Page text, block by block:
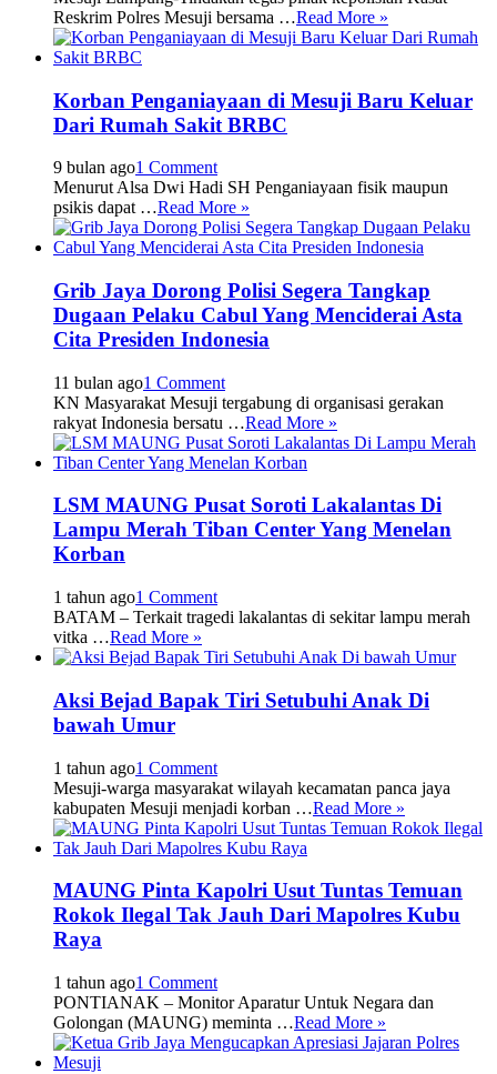
Reskrim Polres Mesuji bersama …Read More »
Korban Penganiayaan di Mesuji Baru Keluar
Dari Rumah Sakit BRBC
9 bulan ago1 Comment
Menurut Alsa Dwi Hadi SH Penganiayaan fisik maupun
psikis dapat …Read More »
Grib Jaya Dorong Polisi Segera Tangkap
Dugaan Pelaku Cabul Yang Menciderai Asta
Cita Presiden Indonesia
11 bulan ago1 Comment
KN Masyarakat Mesuji tergabung di organisasi gerakan
rakyat Indonesia bersatu …Read More »
LSM MAUNG Pusat Soroti Lakalantas Di
Lampu Merah Tiban Center Yang Menelan
Korban
1 tahun ago1 Comment
BATAM – Terkait tragedi lakalantas di sekitar lampu merah
vitka …Read More »
Aksi Bejad Bapak Tiri Setubuhi Anak Di
bawah Umur
1 tahun ago1 Comment
Mesuji-warga masyarakat wilayah kecamatan panca jaya
kabupaten Mesuji menjadi korban …Read More »
MAUNG Pinta Kapolri Usut Tuntas Temuan
Rokok Ilegal Tak Jauh Dari Mapolres Kubu
Raya
1 tahun ago1 Comment
PONTIANAK – Monitor Aparatur Untuk Negara dan
Golongan (MAUNG) meminta …Read More »